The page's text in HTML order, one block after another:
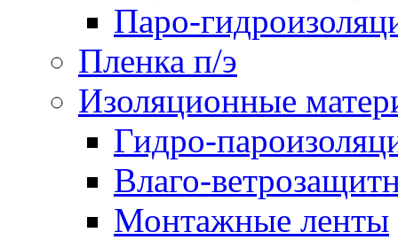
Паро-
Пленка п/э
Изоляционные
Гидро-
Влаго-
Монтажные ленты